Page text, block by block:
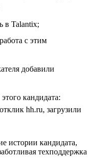
в Talantix;
с этим
добавили
кандидата:
hh.ru, загрузили